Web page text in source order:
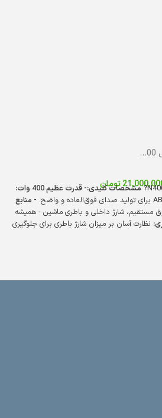
اکو همراه شارژی نوآهنگ مدل N400 با میکروفن بی‌سیم
تومان
? مشخصات کلیدی:- قدرت عظیم 400 وات:
- منابع
مستقیم، شارژ داخلی و باطری ماشین - همیشه
نظارت آسان بر میزان شارژ باطری برای جلوگیری
- وزن مناسب: